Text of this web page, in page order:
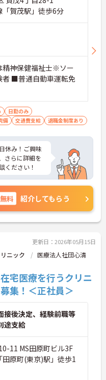
賀茂駅」徒歩6分
神保健福祉士※ソー
者 ■普通自動車運転免
日勤のみ
備 交通費支給 退職金制度あり
休み！ご興味
さらに詳細を
ください！
無料 紹介してもらう
更新日：2026年05月15日
ニック
医療法人社団心清
宅医療を行うクリニ
集！＜正社員＞
後決定、経験前職等
途支給
11 MS田原町ビル3F
原町(東京)駅」徒歩1